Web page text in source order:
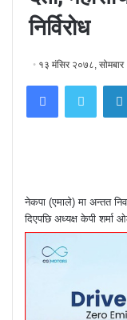
निर्विरोध
१३ मंसिर २०७८,
नेकपा (एमाले) मा अन्तत
दिएपछि अध्यक्ष केपी शर्मा